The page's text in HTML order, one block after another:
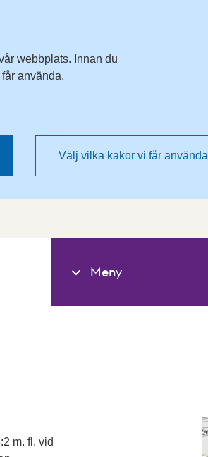
webbplats. Innan du
använda.
Välj vilka kakor vi får använda
Meny
m. fl. vid